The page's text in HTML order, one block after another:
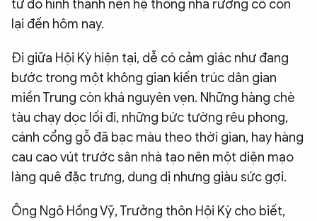
từ đó hình thành nên hệ thống nhà rường cổ còn
lại đến hôm nay.
Đi giữa Hội Kỳ hiện tại, dễ có cảm giác như đang
bước trong một không gian kiến trúc dân gian
miền Trung còn khá nguyên vẹn. Những hàng chè
tàu chạy dọc lối đi, những bức tường rêu phong,
cánh cổng gỗ đã bạc màu theo thời gian, hay hàng
cau cao vút trước sân nhà tạo nên một diện mạo
làng quê đặc trưng, dung dị nhưng giàu sức gợi.
Ông Ngô Hồng Vỹ, Trưởng thôn Hội Kỳ cho biết,